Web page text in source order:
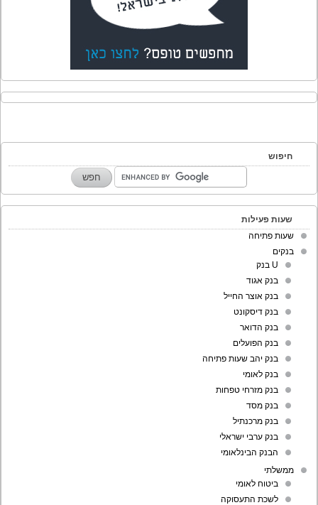
חיפוש
שעות פעילות
שעות פתיחה
בנקים
U בנק
בנק אגוד
בנק אוצר החייל
בנק דיסקונט
בנק הדואר
בנק הפועלים
בנק יהב שעות פתיחה
בנק לאומי
בנק מזרחי טפחות
בנק מסד
בנק מרכנתיל
בנק ערבי ישראלי
הבנק הבינלאומי
ממשלתי
ביטוח לאומי
לשכת התעסוקה